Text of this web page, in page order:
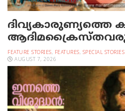
ദിവ്യകാരുണ്യത്തെ
FEATURE STORIES, FEATURES, SPECIAL STORIES
AUGUST 7, 2026